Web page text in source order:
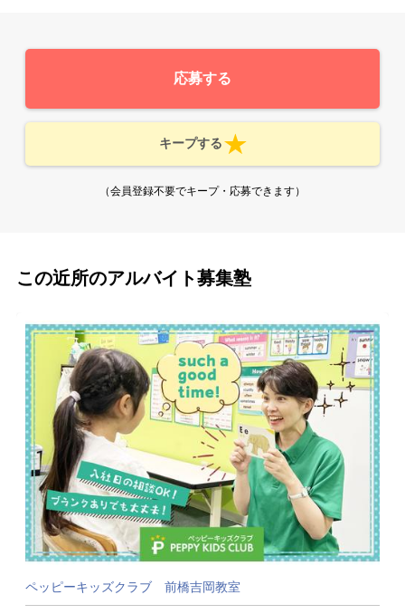
応募する
キープする
（会員登録不要でキープ・応募できます）
この近所のアルバイト募集塾
ペッピーキッズクラブ 前橋吉岡教室